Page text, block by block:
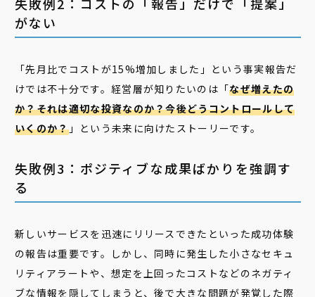
がない
「先月比でコストが15%増加しました」という事実報告だ
けでは不十分です。経営層が知りたいのは「なぜ増えたの
か？それは適切な投資なのか？今後どうコントロールして
いくのか？」という未来に向けたストーリーです。
失敗例3：ポジティブな成果ばかりを強調す
る
新しいサービスを迅速にリリースできたといった成功体験
の報告は重要です。しかし、同時に発生した小さなセキュ
リティアラートや、想定を上回ったコストなどのネガティ
ブな情報を隠してしまうと、後で大きな問題が発覚した際